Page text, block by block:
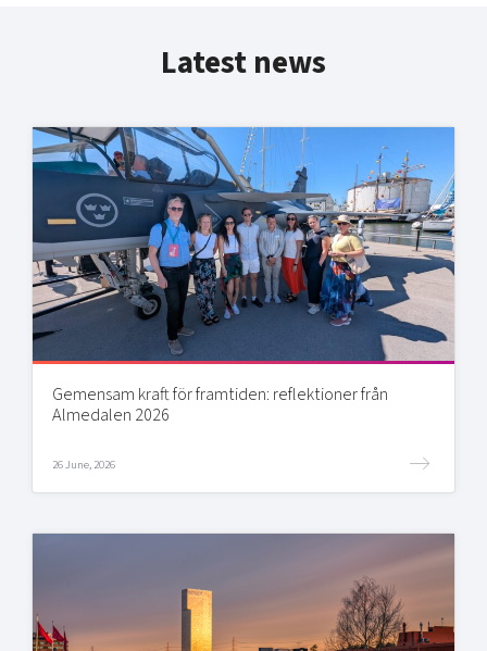
Latest news
Gemensam kraft för framtiden: reflektioner från
Almedalen 2026
26 June, 2026